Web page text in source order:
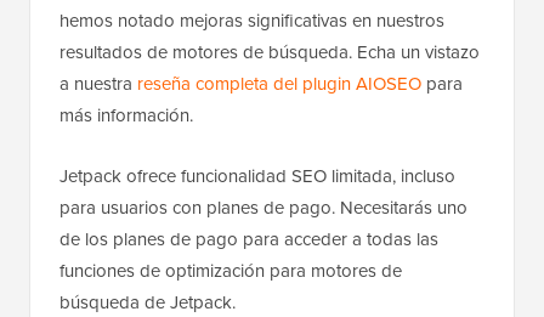
hemos notado mejoras significativas en nuestros
resultados de motores de búsqueda. Echa un vistazo
a nuestra reseña completa del plugin AIOSEO para
más información.
Jetpack ofrece funcionalidad SEO limitada, incluso
para usuarios con planes de pago. Necesitarás uno
de los planes de pago para acceder a todas las
funciones de optimización para motores de
búsqueda de Jetpack.